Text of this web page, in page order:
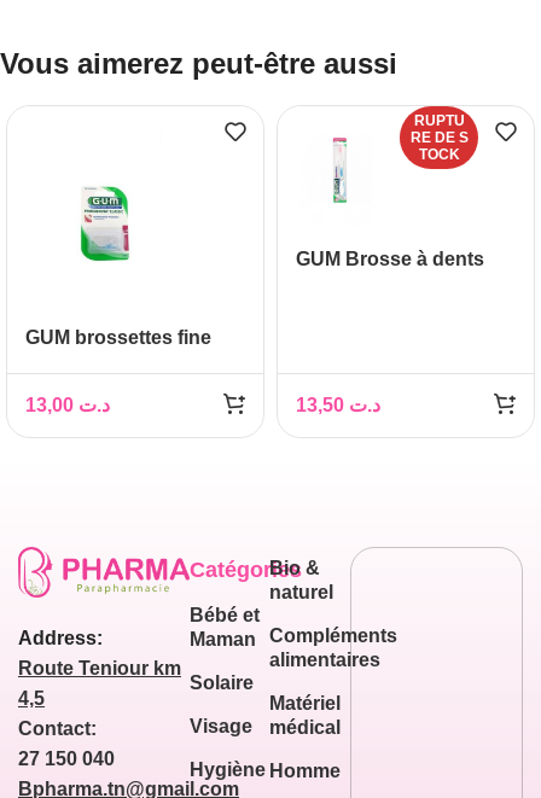
Vous aimerez peut-être aussi
GUM brossettes fine
د.ت
RUPTU
RE DE S
TOCK
GUM Brosse à dents
د.ت
Address:
Route Teniour km
4,5
Contact:
27 150 040
Bpharma.tn@gmail.com
Catégories
Bébé et
Maman
Solaire
Visage
Hygiène
Bio &
naturel
Compléments
alimentaires
Matériel
médical
Homme